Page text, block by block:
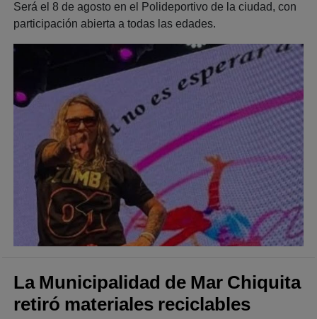
Será el 8 de agosto en el Polideportivo de la ciudad, con
participación abierta a todas las edades.
La Municipalidad de Mar Chiquita
retiró materiales reciclables